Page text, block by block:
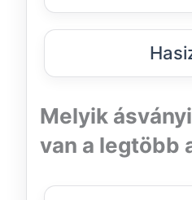
Melyik
van a legtöbb